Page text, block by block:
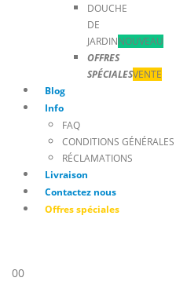
DOUCHE
DE
JARDINNOUVEAU
OFFRES
SPÉCIALESVENTE
Blog
Info
FAQ
CONDITIONS GÉNÉRALES
RÉCLAMATIONS
Livraison
Contactez nous
Offres spéciales
00